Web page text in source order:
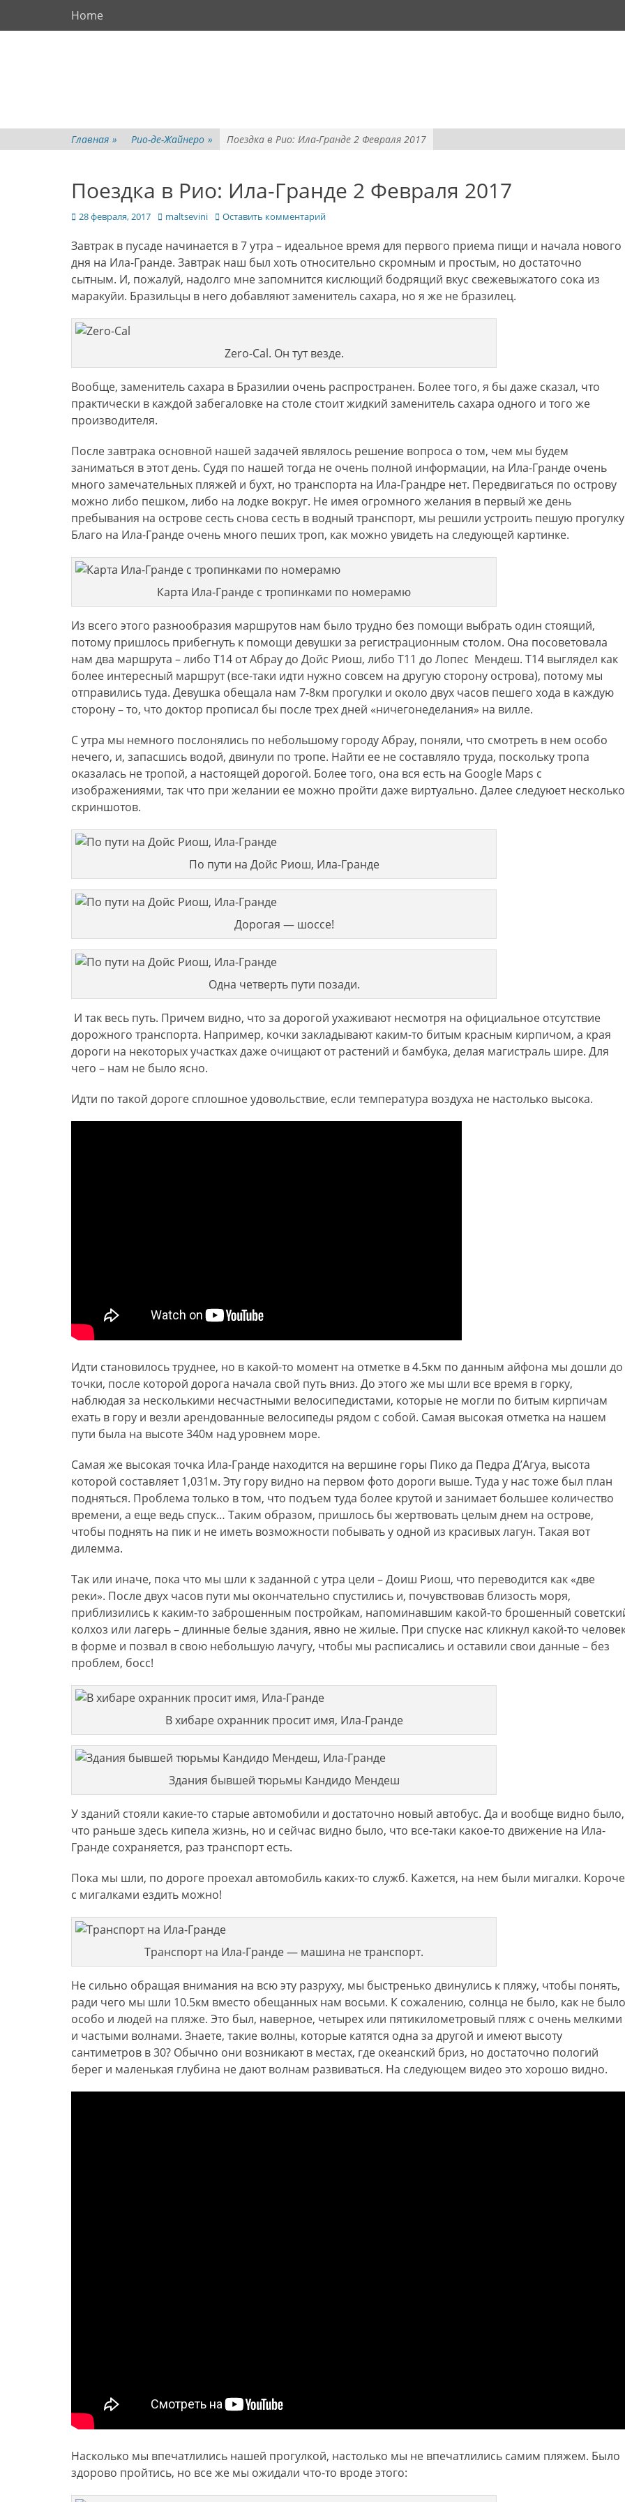
Перейти
Основное меню
Home
Главная » Рио-де-Жайнеро » Поездка в Рио: Ила-Гранде 2 Февраля 2017
Поездка в Рио: Ила-Гранде 2 Февраля 2017
Опубликовано
28 февраля, 2017 Автор
maltsevini Оставить комментарий
Завтрак в пусаде начинается в 7 утра – идеальное время для первого приема пищи и начала нового
дня на Ила-Гранде. Завтрак наш был хоть относительно скромным и простым, но достаточно
сытным. И, пожалуй, надолго мне запомнится кислющий бодрящий вкус свежевыжатого сока из
маракуйи. Бразильцы в него добавляют заменитель сахара, но я же не бразилец.
Zero-Cal. Он тут везде.
Вообще, заменитель сахара в Бразилии очень распространен. Более того, я бы даже сказал, что
практически в каждой забегаловке на столе стоит жидкий заменитель сахара одного и того же
производителя.
После завтрака основной нашей задачей являлось решение вопроса о том, чем мы будем
заниматься в этот день. Судя по нашей тогда не очень полной информации, на Ила-Гранде очень
много замечательных пляжей и бухт, но транспорта на Ила-Грандре нет. Передвигаться по острову
можно либо пешком, либо на лодке вокруг. Не имея огромного желания в первый же день
пребывания на острове сесть снова сесть в водный транспорт, мы решили устроить пешую
Благо на Ила-Гранде очень много пеших троп, как можно увидеть на следующей картинке.
Карта Ила-Гранде с тропинками по номерамю
Из всего этого разнообразия маршрутов нам было трудно без помощи выбрать один стоящий,
потому пришлось прибегнуть к помощи девушки за регистрационным столом. Она посоветовала
нам два маршрута – либо Т14 от Абрау до Дойс Риош, либо Т11 до Лопес Мендеш. Т14 выглядел как
более интересный маршрут (все-таки идти нужно совсем на другую сторону острова), потому мы
отправились туда. Девушка обещала нам 7-8км прогулки и около двух часов пешего хода в каждую
сторону – то, что доктор прописал бы после трех дней «ничегонеделания» на вилле.
С утра мы немного послонялись по небольшому городу Абрау, поняли, что смотреть в нем особо
нечего, и, запасшись водой, двинули по тропе. Найти ее не составляло труда, поскольку тропа
оказалась не тропой, а настоящей дорогой. Более того, она вся есть на Google Maps с
изображениями, так что при желании ее можно пройти даже виртуально. Далее следуюет несколько
скриншотов.
По пути на Дойс Риош, Ила-Гранде
Дорогая — шоссе!
Одна четверть пути позади.
И так весь путь. Причем видно, что за дорогой ухаживают несмотря на официальное отсутствие
дорожного транспорта. Например, кочки закладывают каким-то битым красным кирпичом, а края
дороги на некоторых участках даже очищают от растений и бамбука, делая магистраль шире. Для
чего – нам не было ясно.
Идти по такой дороге сплошное удовольствие, если температура воздуха не настолько высока.
Идти становилось труднее, но в какой-то момент на отметке в 4.5км по данным айфона мы дошли до
точки, после которой дорога начала свой путь вниз. До этого же мы шли все время в горку,
наблюдая за несколькими несчастными велосипедистами, которые не могли по битым кирпичам
ехать в гору и везли арендованные велосипеды рядом с собой. Самая высокая отметка на нашем
пути была на высоте 340м над уровнем море.
Самая же высокая точка Ила-Гранде находится на вершине горы Пико да Педра Д’Агуа, высота
которой составляет 1,031м. Эту гору видно на первом фото дороги выше. Туда у нас тоже был план
подняться. Проблема только в том, что подъем туда более крутой и занимает большее количество
времени, а еще ведь спуск… Таким образом, пришлось бы жертвовать целым днем на острове,
чтобы поднять на пик и не иметь возможности побывать у одной из красивых лагун. Такая вот
дилемма.
Так или иначе, пока что мы шли к заданной с утра цели – Доиш Риош, что переводится как «две
реки». После двух часов пути мы окончательно спустились и, почувствовав близость моря,
приблизились к каким-то заброшенным постройкам, напоминавшим какой-то брошенный
колхоз или лагерь – длинные белые здания, явно не жилые. При спуске нас кликнул какой-то
в форме и позвал в свою небольшую лачугу, чтобы мы расписались и оставили свои данные – без
проблем, босс!
В хибаре охранник просит имя, Ила-Гранде
Здания бывшей тюрьмы Кандидо Мендеш
У зданий стояли какие-то старые автомобили и достаточно новый автобус. Да и вообще видно было,
что раньше здесь кипела жизнь, но и сейчас видно было, что все-таки какое-то движение на Ила-
Гранде сохраняется, раз транспорт есть.
Пока мы шли, по дороге проехал автомобиль каких-то служб. Кажется, на нем были мигалки.
с мигалками ездить можно!
Транспорт на Ила-Гранде — машина не транспорт.
Не сильно обращая внимания на всю эту разруху, мы быстренько двинулись к пляжу, чтобы понять,
ради чего мы шли 10.5км вместо обещанных нам восьми. К сожалению, солнца не было, как не было
особо и людей на пляже. Это был, наверное, четырех или пятикилометровый пляж с очень мелкими
и частыми волнами. Знаете, такие волны, которые катятся одна за другой и имеют высоту
сантиметров в 30? Обычно они возникают в местах, где океанский бриз, но достаточно пологий
берег и маленькая глубина не дают волнам развиваться. На следующем видео это хорошо видно.
Насколько мы впечатлились нашей прогулкой, настолько мы не впечатлились самим пляжем. Было
здорово пройтись, но все же мы ожидали что-то вроде этого: